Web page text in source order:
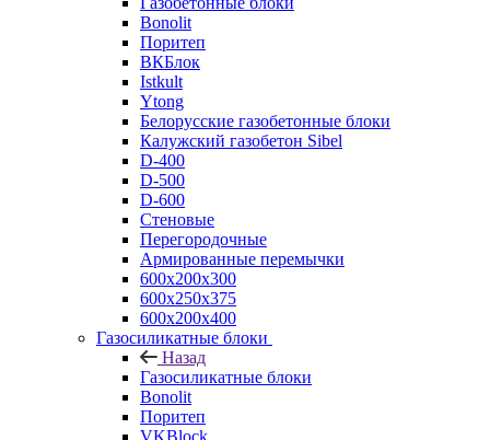
Bonolit
Поритеп
ВКБлок
Istkult
Ytong
Белорусские газобетонные блоки
Калужский газобетон Sibel
D-400
D-500
D-600
Стеновые
Перегородочные
Армированные перемычки
600х200х300
600х250х375
600х200х400
Газосиликатные блоки
Назад
Газосиликатные блоки
Bonolit
Поритеп
VKBlock